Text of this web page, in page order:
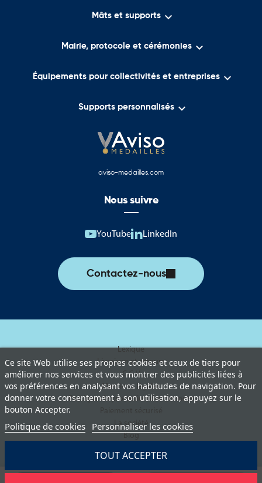
Mâts et supports 
Mairie, protocole et cérémonies 
Équipements pour collectivités et entreprises 
Supports personnalisés 
Ce site Web utilise ses propres cookies et ceux de tiers pour
améliorer nos services et vous montrer des publicités liées à
vos préférences en analysant vos habitudes de navigation. Pour
donner votre consentement à son utilisation, appuyez sur le
bouton Accepter.
Politique de cookies Personnaliser les cookies
TOUT ACCEPTER
aviso-medailles.com
Nous suivre
YouTube LinkedIn
Contactez-nous
Lexique
Livraison et retours
C.G.V
Mentions légales
Politique de protection des données
La société
Blog